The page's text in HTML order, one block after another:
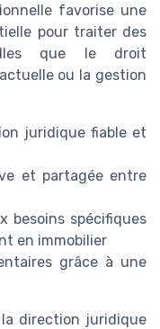
favorise une
pour traiter des
que le droit
ou la gestion
juridique fiable et
et partagée entre
besoins spécifiques
en immobilier
grâce à une
direction juridique